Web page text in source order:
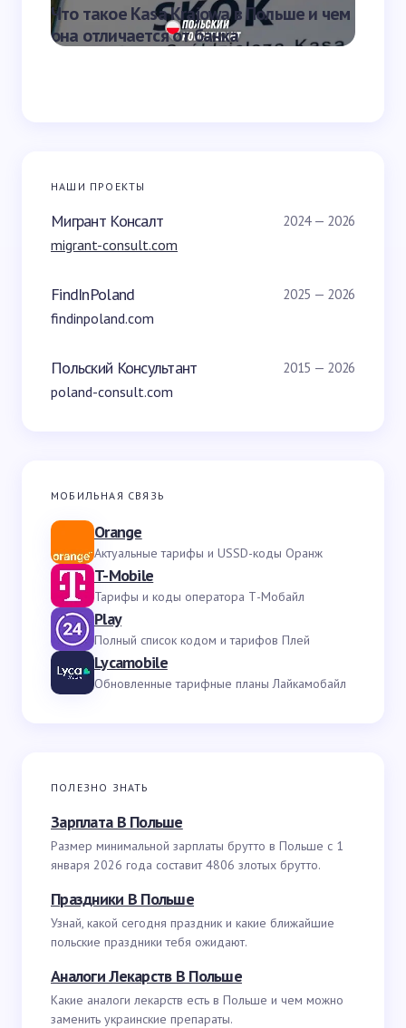
Что такое Kasa Krajowa в Польше и чем
она отличается от банка
НАШИ ПРОЕКТЫ
Мигрант Консалт 2024 — 2026
migrant-consult.com
FindInPoland 2025 — 2026
findinpoland.com
Польский Консультант 2015 — 2026
poland-consult.com
МОБИЛЬНАЯ СВЯЗЬ
Orange
Актуальные тарифы и USSD-коды Оранж
T-Mobile
Тарифы и коды оператора Т-Мобайл
Play
Полный список кодом и тарифов Плей
Lycamobile
Обновленные тарифные планы Лайкамобайл
ПОЛЕЗНО ЗНАТЬ
Зарплата В Польше
Размер минимальной зарплаты брутто в Польше с 1
января 2026 года составит 4806 злотых брутто.
Праздники В Польше
Узнай, какой сегодня праздник и какие ближайшие
польские праздники тебя ожидают.
Аналоги Лекарств В Польше
Какие аналоги лекарств есть в Польше и чем можно
заменить украинские препараты.